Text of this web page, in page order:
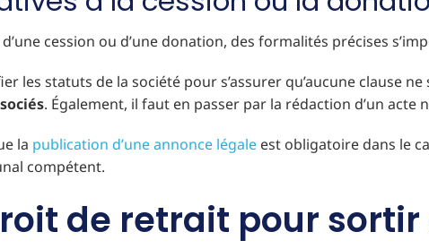
cession ou d’une donation, des formalités précises
les statuts de la société pour s’assurer qu’aucune clause
. Également, il faut en passer par la rédaction d’un
la publication d’une annonce légale est obligatoire dans le
compétent.
de retrait pour sortir